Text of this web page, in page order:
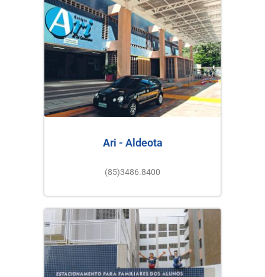
Ari - Aldeota
(85)3486.8400